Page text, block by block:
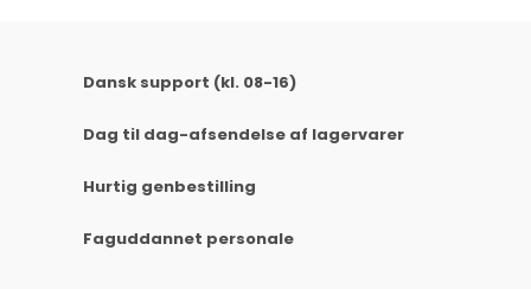
Dansk support (kl. 08-16)
Dag til dag-afsendelse af lagervarer
Hurtig genbestilling
Faguddannet personale